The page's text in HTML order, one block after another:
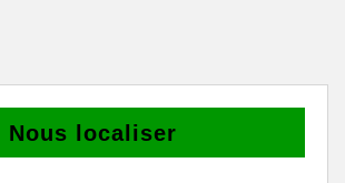
Nous localiser